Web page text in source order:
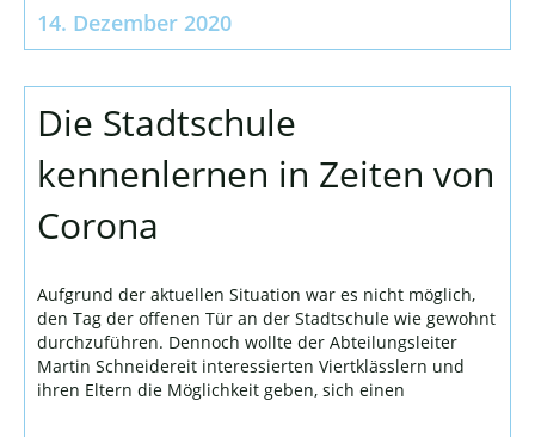
14. Dezember 2020
Die Stadtschule
kennenlernen in Zeiten von
Corona
Aufgrund der aktuellen Situation war es nicht möglich,
den Tag der offenen Tür an der Stadtschule wie gewohnt
durchzuführen. Dennoch wollte der Abteilungsleiter
Martin Schneidereit interessierten Viertklässlern und
ihren Eltern die Möglichkeit geben, sich einen